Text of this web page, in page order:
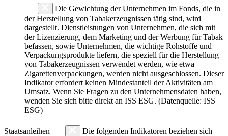
Die Gewichtung der Unternehmen im Fonds, die in
der Herstellung von Tabakerzeugnissen tätig sind, wird
dargestellt. Dienstleistungen von Unternehmen, die sich mit
der Lizenzierung, dem Marketing und der Werbung für Tabak
befassen, sowie Unternehmen, die wichtige Rohstoffe und
Verpackungsprodukte liefern, die speziell für die Herstellung
von Tabakerzeugnissen verwendet werden, wie etwa
Zigarettenverpackungen, werden nicht ausgeschlossen. Dieser
Indikator erfordert keinen Mindestanteil der Aktivitäten am
Umsatz. Wenn Sie Fragen zu den Unternehmensdaten haben,
wenden Sie sich bitte direkt an ISS ESG. (Datenquelle: ISS
ESG)
Staatsanleihen
Die folgenden Indikatoren beziehen sich